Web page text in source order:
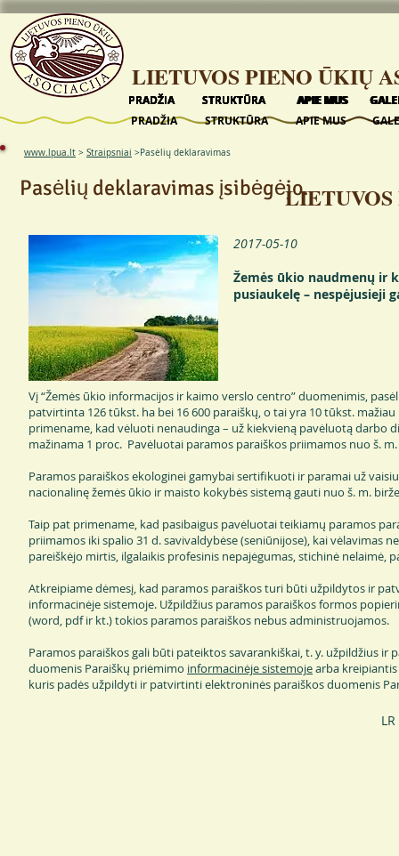
APIE MUS
STRUKTŪRA
PRADŽIA STRUKTŪRA APIE MUS
PRADŽIA
PRADŽIA STRUKTŪRA APIE MUS
PRADŽIA STRUKTŪRA APIE MUS
PRADŽIA STRUKTŪRA APIE MUS
LIETUVOS PIENO ŪKIŲ
PRADŽIA STRUKTŪRA APIE MUS
Pasėlių deklaravimas įsibėgėjo.
www.lpua.lt > Straipsniai >Pasėlių deklaravimas
2017-05-10
Žemės ūkio naudmenų ir
pusiaukelę – nespėjusieji
Vį “Žemės ūkio informacijos ir kaimo verslo centro” duomenimis,
patvirtinta 126 tūkst. ha bei 16 600 paraiškų, o tai yra 10 tūkst.
primename, kad vėluoti nenaudinga – už kiekvieną pavėluotą darbo
mažinama 1 proc. Pavėluotai paramos paraiškos priimamos nuo š.
Paramos paraiškos ekologinei gamybai sertifikuoti ir paramai už
nacionalinę žemės ūkio ir maisto kokybės sistemą gauti nuo š. m.
Taip pat primename, kad pasibaigus pavėluotai teikiamų paramos
priimamos iki spalio 31 d. savivaldybėse (seniūnijose), kai vėlavimas
pareiškėjo mirtis, ilgalaikis profesinis nepajėgumas, stichinė nelaimė,
Atkreipiame dėmesį, kad paramos paraiškos turi būti užpildytos ir
informacinėje sistemoje. Užpildžius paramos paraiškos formos
(word, pdf ir kt.) tokios paramos paraiškos nebus administruojamos.
Paramos paraiškos gali būti pateiktos savarankiškai, t. y. užpildžius ir
duomenis Paraiškų priėmimo informacinėje sistemojearba
kuris padės užpildyti ir patvirtinti elektroninės paraiškos duomenis